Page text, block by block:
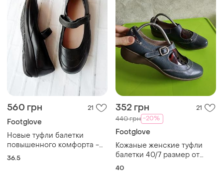
560 грн 21
Footglove
Новые туфли балетки
повышенного комфорта -
36,5 р.
36.5
352 грн 21
440 грн -20%
Footglove
Кожаные женские туфли
балетки 40/7 размер от
бренда footglove
40